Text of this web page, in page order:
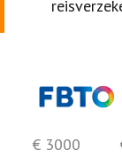
€ 3000